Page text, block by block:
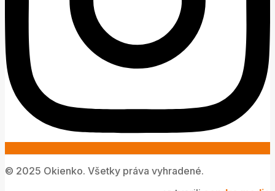
© 2025 Okienko. Všetky práva vyhradené.